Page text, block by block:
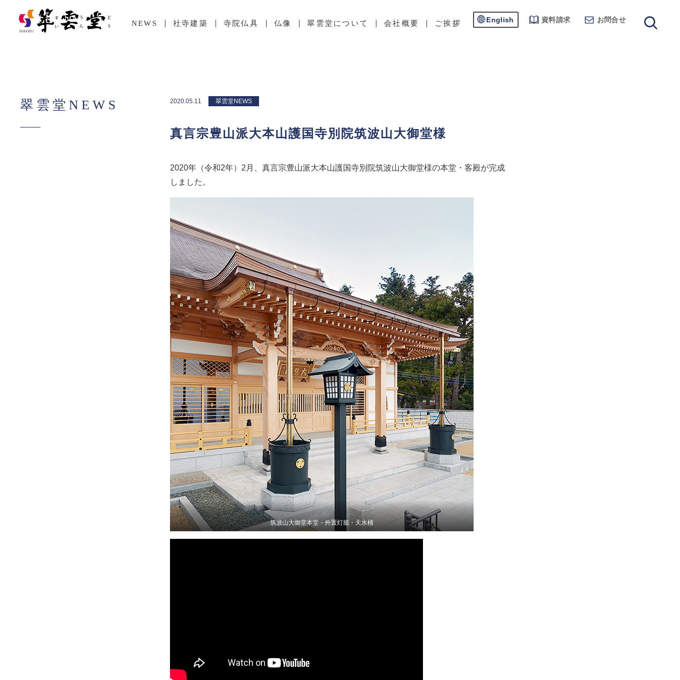
NEWS 社寺建築 寺院仏具 仏像 翠雲堂について 会社概要 ご挨拶 English 資料請求 お問合せ
翠雲堂NEWS 2020.05.11 翠雲堂NEWS
真言宗豊山派大本山護国寺別院筑波山大御堂様
2020年（令和2年）2月、真言宗豊山派大本山護国寺別院筑波山大御堂様の本堂・客殿が完成
しました。
筑波山大御堂本堂・外置灯籠・天水桶